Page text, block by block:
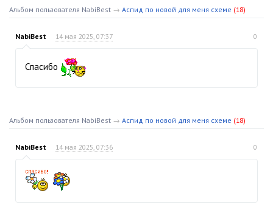
Альбом пользователя NabiBest → Аспид по новой для меня схеме (18)
NabiBest 14 мая 2025, 07:37 0
Спасибо
Альбом пользователя NabiBest → Аспид по новой для меня схеме (18)
NabiBest 14 мая 2025, 07:36 0